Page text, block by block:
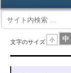
Esperienza AI veloce
aumentata di un fattore 5.
文字のサイズ 小 中